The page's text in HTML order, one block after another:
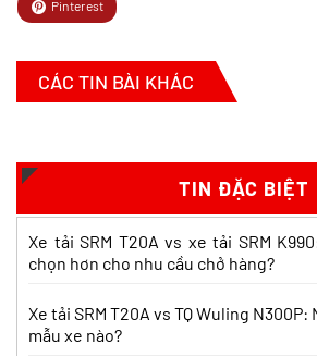
Pinterest
CÁC TIN BÀI KHÁC
TIN ĐẶC BIỆT
Xe tải SRM T20A vs xe tải SRM
chọn hơn cho nhu cầu chở hàng?
Xe tải SRM T20A vs TQ Wuling
mẫu xe nào?
So sánh xe tải
Xem chi tiết >>
So sánh xe tải
Nên chọn dòng